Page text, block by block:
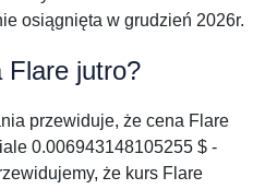
osiągnięta w grudzień 2026r.
Flare jutro?
przewiduje, że cena Flare
0.006943148105255 $ -
że kurs Flare